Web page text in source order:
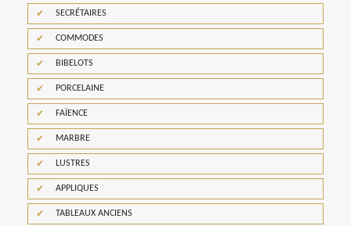
SECRÉTAIRES
COMMODES
BIBELOTS
PORCELAINE
FAÏENCE
MARBRE
LUSTRES
APPLIQUES
TABLEAUX ANCIENS